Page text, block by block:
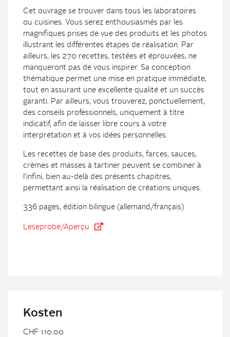
Cet ouvrage se trouver dans tous les laboratoires
ou cuisines. Vous serez enthousiasmés par les
magnifiques prises de vue des produits et les photos
illustrant les différentes étapes de réalisation. Par
ailleurs, les 270 recettes, testées et éprouvées, ne
manqueront pas de vous inspirer. Sa conception
thématique permet une mise en pratique immédiate,
tout en assurant une excellente qualité et un succès
garanti. Par ailleurs, vous trouverez, ponctuellement,
des conseils professionnels, uniquement à titre
indicatif, afin de laisser libre cours à votre
interprétation et à vos idées personnelles.
Les recettes de base des produits, farces, sauces,
crèmes et masses à tartiner peuvent se combiner à
l’infini, bien au-delà des présents chapitres,
permettant ainsi la réalisation de créations uniques.
336 pages, édition bilingue (allemand/français)
Leseprobe/Aperçu
Kosten
CHF 110.00